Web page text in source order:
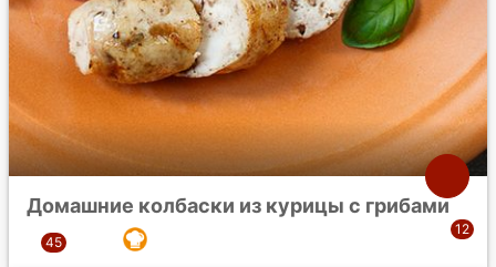
Домашние колбаски из курицы с грибами